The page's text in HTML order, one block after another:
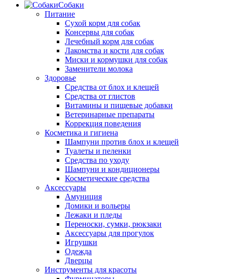
Собаки
Питание
Сухой корм для собак
Консервы для собак
Лечебный корм для собак
Лакомства и кости для собак
Миски и кормушки для собак
Заменители молока
Здоровье
Средства от блох и клещей
Средства от глистов
Витамины и пищевые добавки
Ветеринарные препараты
Коррекция поведения
Косметика и гигиена
Шампуни против блох и клещей
Туалеты и пеленки
Средства по уходу
Шампуни и кондиционеры
Косметические средства
Аксессуары
Амуниция
Домики и вольеры
Лежаки и пледы
Переноски, сумки, рюкзаки
Аксессуары для прогулок
Игрушки
Одежда
Дверцы
Инструменты для красоты